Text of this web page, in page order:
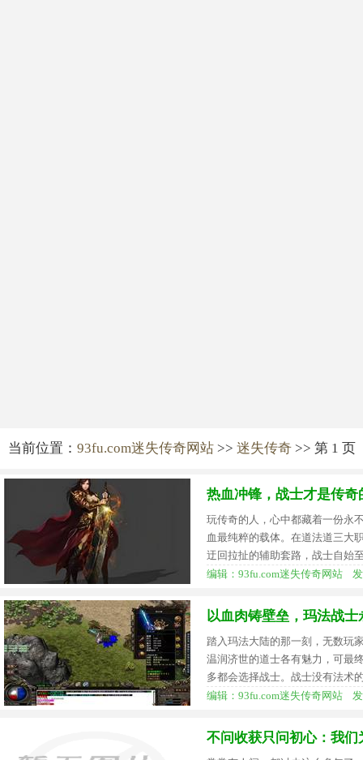
当前位置： 93fu.com迷失传奇网站 >> 迷失传奇 >> 第 1 页
热血冲锋，战士才是传奇
玩传奇的人，心中都藏着一份永
血最纯粹的载体。在道法道三大
迂回拉扯的辅助套路，战士自始
编辑：93fu.com迷失传奇网站
以血肉铸壁垒，玛法战士
踏入玛法大陆的那一刻，无数玩
温润济世的道士各有魅力，可最
多都会选择战士。战士没有法术
编辑：93fu.com迷失传奇网站
不问收获只问初心：我